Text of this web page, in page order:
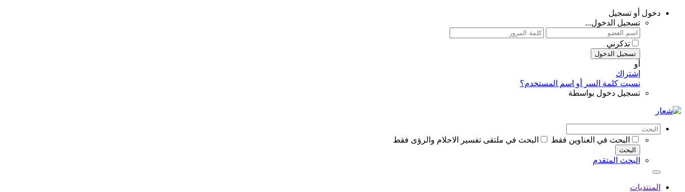
دخول أو تسجيل
تسجيل الدخول...
تذكرني
تسجيل الدخول
أو
إشتراك
نسيت كلمة السر أو اسم المستخدم؟
تسجيل دخول بواسطة
البحث في العناوين فقط البحث في ملتقى تفسير الاحلام والرؤى فقط
البحث
البحث المتقدم
المنتديات